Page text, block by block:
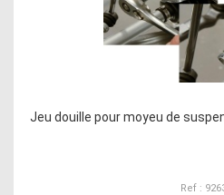
Jeu douille pour moyeu de
Ref :